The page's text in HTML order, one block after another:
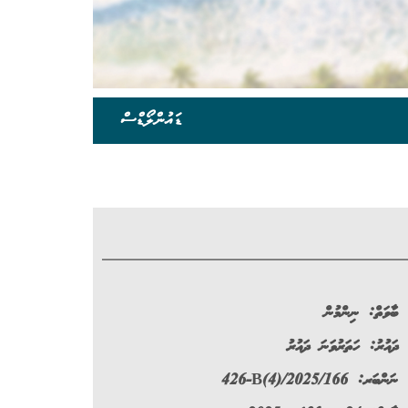
ޑައުންލޯޑްސް
ބާވަތް: ނިންމުން
ދައުރު:ހަތަރުވަނަ ދައުރު
ނަންބަރ:426-B(4)/2025/166